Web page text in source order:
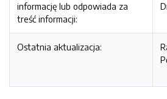
informację lub odpowiada za
treść informacji:
Ostatnia aktualizacja: